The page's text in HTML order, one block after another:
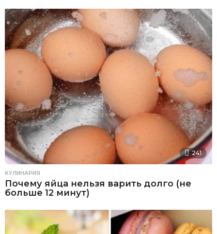
241
КУЛИНАРИЯ
Почему яйца нельзя варить долго (не
больше 12 минут)